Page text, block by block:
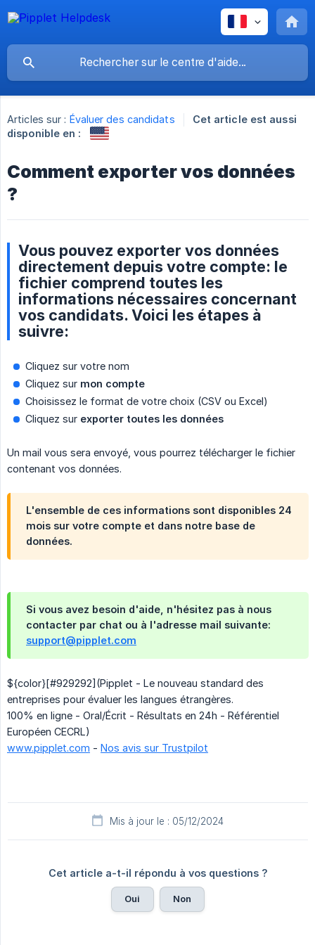
Articles sur : Évaluer des candidats
Cet article est aussi
disponible en :
Comment exporter vos données
?
Vous pouvez exporter vos données
directement depuis votre compte: le
fichier comprend toutes les
informations nécessaires concernant
vos candidats. Voici les étapes à
suivre:
Cliquez sur votre nom
Cliquez sur mon compte
Choisissez le format de votre choix (CSV ou Excel)
Cliquez sur exporter toutes les données
Un mail vous sera envoyé, vous pourrez télécharger le fichier
contenant vos données.
L'ensemble de ces informations sont disponibles 24
mois sur votre compte et dans notre base de
données.
Si vous avez besoin d'aide, n'hésitez pas à nous
contacter par chat ou à l'adresse mail suivante:
support@pipplet.com
${color}[#929292](Pipplet - Le nouveau standard des
entreprises pour évaluer les langues étrangères.
100% en ligne - Oral/Écrit - Résultats en 24h - Référentiel
Européen CECRL)
www.pipplet.com - Nos avis sur Trustpilot
Mis à jour le : 05/12/2024
Cet article a-t-il répondu à vos questions ?
Oui Non